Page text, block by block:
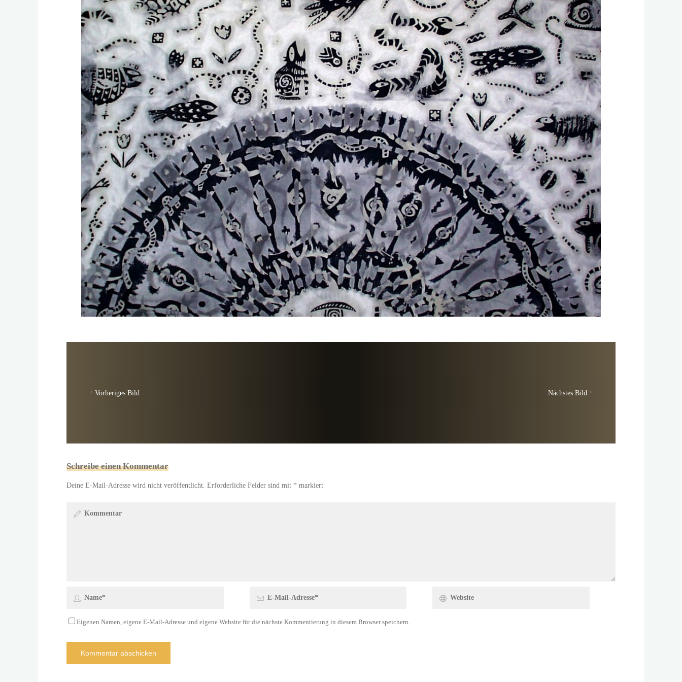
Vorheriges Bild Nächstes Bild
Schreibe einen Kommentar
Deine E-Mail-Adresse wird nicht veröffentlicht. Erforderliche Felder sind mit * markiert
Eigenen Namen, eigene E-Mail-Adresse und eigene Website für die nächste Kommentierung in diesem Browser speichern.